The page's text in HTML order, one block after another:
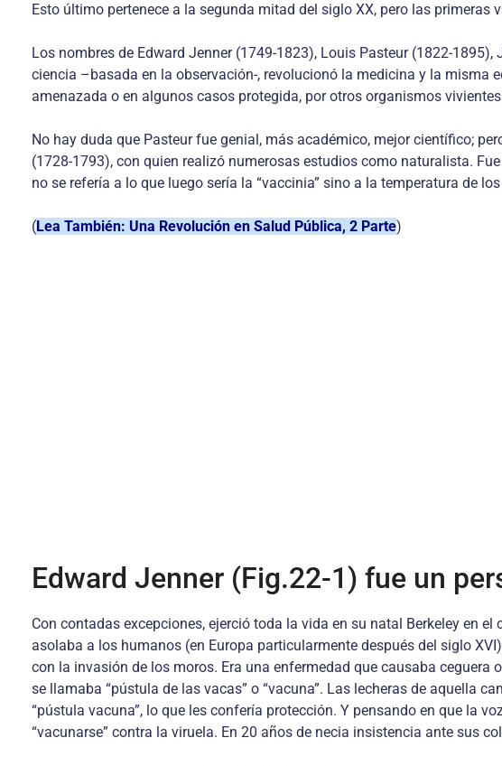
Esto último pertenece a la segunda mitad del siglo XX, pero las
Los nombres de Edward Jenner (1749-1823), Louis Pasteur (1822-
ciencia –basada en la observación-, revolucionó la medicina y la misma
amenazada o en algunos casos protegida, por otros organismos
No hay duda que Pasteur fue genial, más académico, mejor científico;
(1728-1793), con quien realizó numerosas estudios como naturalista.
no se refería a lo que luego sería la “vaccinia” sino a la temperatura de
(Lea También: Una Revolución en Salud Pública, 2 Parte)
Edward Jenner (Fig.22-1) fue un
Con contadas excepciones, ejerció toda la vida en su natal Berkeley en
asolaba a los humanos (en Europa particularmente después del siglo
con la invasión de los moros. Era una enfermedad que causaba
se llamaba “pústula de las vacas” o “vacuna”. Las lecheras de aquella
“pústula vacuna”, lo que les confería protección. Y pensando en que la
“vacunarse” contra la viruela. En 20 años de necia insistencia ante sus